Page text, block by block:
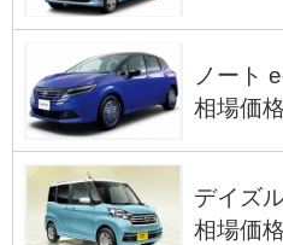
ノート
相場価
デイズ
相場価